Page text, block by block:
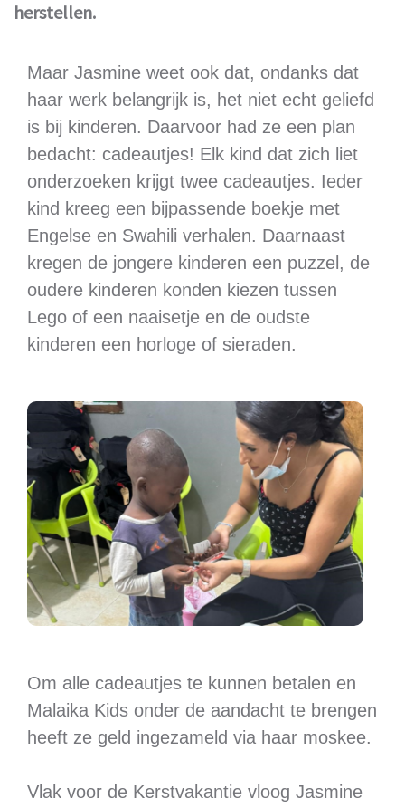
herstellen.
Maar Jasmine weet ook dat, ondanks dat
haar werk belangrijk is, het niet echt geliefd
is bij kinderen. Daarvoor had ze een plan
bedacht: cadeautjes! Elk kind dat zich liet
onderzoeken krijgt twee cadeautjes. Ieder
kind kreeg een bijpassende boekje met
Engelse en Swahili verhalen. Daarnaast
kregen de jongere kinderen een puzzel, de
oudere kinderen konden kiezen tussen
Lego of een naaisetje en de oudste
kinderen een horloge of sieraden.
Om alle cadeautjes te kunnen betalen en
Malaika Kids onder de aandacht te brengen
heeft ze geld ingezameld via haar moskee.
Vlak voor de Kerstvakantie vloog Jasmine